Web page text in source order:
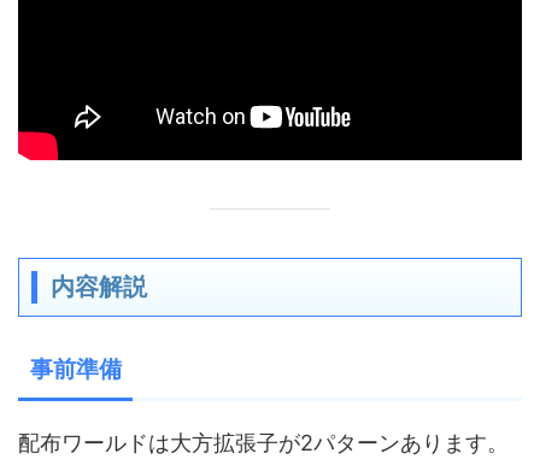
内容解説
事前準備
配布ワールドは大方拡張子が2パターンあります。